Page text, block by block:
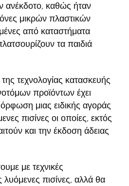
ανέκδοτο, καθώς ήταν
μικρών πλαστικών
από καταστήματα
τα παιδιά
τεχνολογίας κατασκευής
προϊόντων έχει
μιας ειδικής αγοράς
πισίνες οι οποίες, εκτός
και την έκδοση άδειας
με τεχνικές
λυόμενες πισίνες, αλλά θα